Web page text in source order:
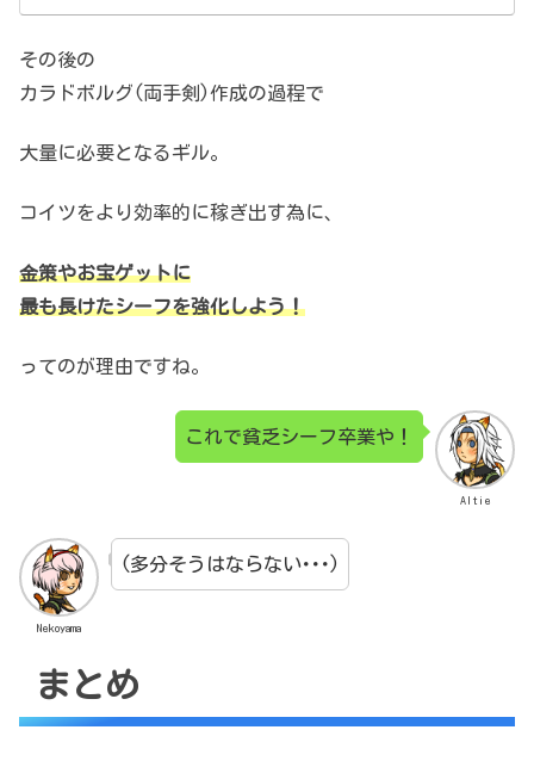
その後の
カラドボルグ(両手剣)作成の過程で
大量に必要となるギル。
コイツをより効率的に稼ぎ出す為に、
金策やお宝ゲットに
最も長けたシーフを強化しよう！
ってのが理由ですね。
Altie
これで貧乏シーフ卒業や！
Nekoyama
(多分そうはならない･･･)
まとめ